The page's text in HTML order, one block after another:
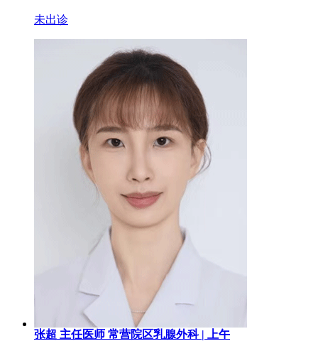
未出诊
张超 主任医师 常营院区乳腺外科 | 上午